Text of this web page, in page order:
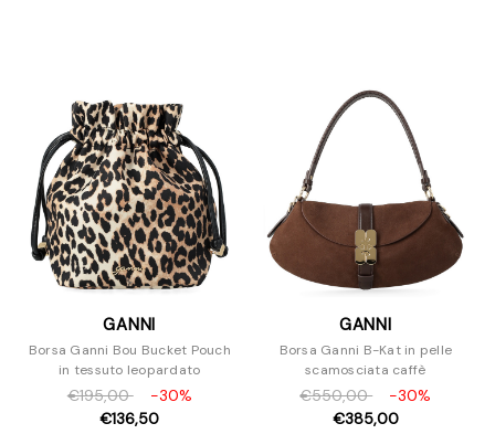
GANNI
Borsa Ganni Bou Bucket Pouch
in tessuto leopardato
€195,00
-30%
€136,50
GANNI
Borsa Ganni B-Kat in pelle
scamosciata caffè
€550,00
-30%
€385,00